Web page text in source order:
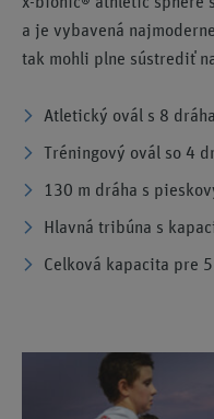
a je vybavená
tak mohli plne sústrediť
Atletický ovál s 8
Tréningový ovál so 4
130 m dráha s
Hlavná tribúna s
Celková kapacita pre